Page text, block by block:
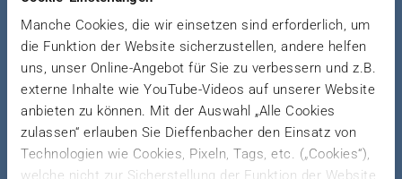
Manche Cookies, die wir einsetzen sind erforderlich, um
die Funktion der Website sicherzustellen, andere helfen
uns, unser Online-Angebot für Sie zu verbessern und z.B.
externe Inhalte wie YouTube-Videos auf unserer Website
anbieten zu können. Mit der Auswahl „Alle Cookies
zulassen“ erlauben Sie Dieffenbacher den Einsatz von
Technologien wie Cookies, Pixeln, Tags, etc. („Cookies“),
welche nicht zur Sicherstellung der Funktion der Website
Drehung versetzt und durch die Neigung der
Rotoren zum Austragsbereich gefördert.
EINSATZ